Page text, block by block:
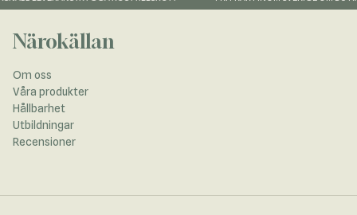
Närokällan
Om oss
Våra produkter
Hållbarhet
Utbildningar
Recensioner